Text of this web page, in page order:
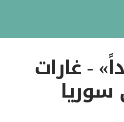
«عندما تعود الطائرات مجدداً‎» - غارات
سوريا